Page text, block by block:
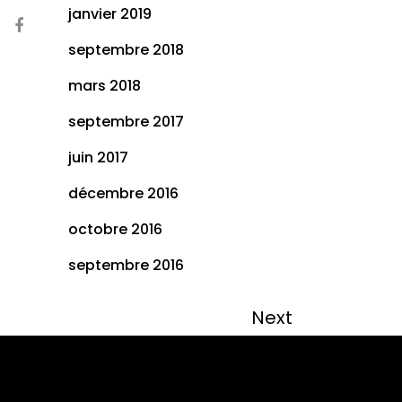
janvier 2019
septembre 2018
mars 2018
septembre 2017
juin 2017
décembre 2016
octobre 2016
septembre 2016
Next